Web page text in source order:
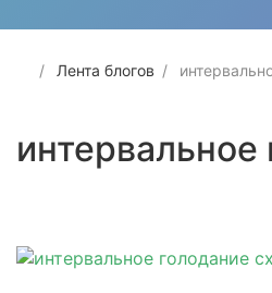
Лента блогов